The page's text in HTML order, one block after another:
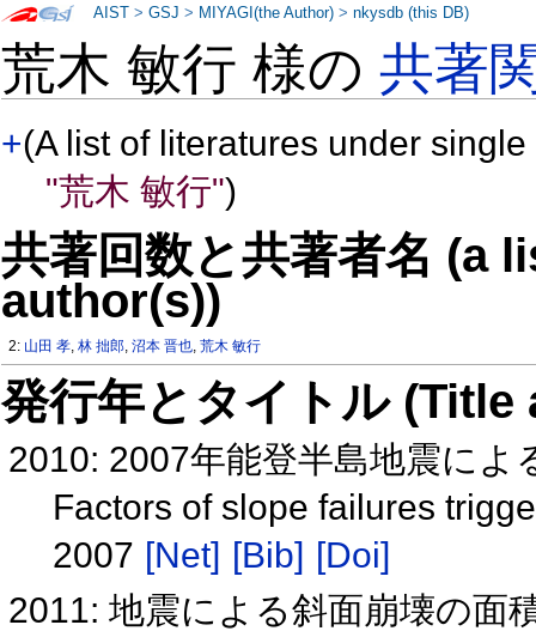
荒木 敏行 様の共著
+(A list of literatures under
"荒木 敏行")
共著回数と共著者名 (a
author(s))
2: 山田 孝,林 拙郎,沼本 晋也,荒木 敏行
発行年とタイトル
2010: 2007年能登半島地震に
Factors of slope failures
2007 [Net] [Bib] [Doi]
2011: 地震による斜面崩壊の面
AIST >GSJ > MIYAGI(the Author) >nkysdb (this DB)